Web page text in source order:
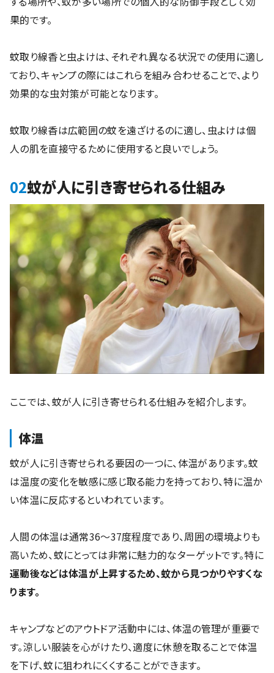
果的です。
蚊取り線香と虫よけは、それぞれ異なる状況での使用に適し
ており、キャンプの際にはこれらを組み合わせることで、より
効果的な虫対策が可能となります。
蚊取り線香は広範囲の蚊を遠ざけるのに適し、虫よけは個
人の肌を直接守るために使用すると良いでしょう。
02蚊が人に引き寄せられる仕組み
ここでは、蚊が人に引き寄せられる仕組みを紹介します。
体温
蚊が人に引き寄せられる要因の一つに、体温があります。蚊
は温度の変化を敏感に感じ取る能力を持っており、特に温か
い体温に反応するといわれています。
人間の体温は通常36〜37度程度であり、周囲の環境よりも
高いため、蚊にとっては非常に魅力的なターゲットです。特に
運動後などは体温が上昇するため、蚊から見つかりやすくな
ります。
キャンプなどのアウトドア活動中には、体温の管理が重要で
す。涼しい服装を心がけたり、適度に休憩を取ることで体温
を下げ、蚊に狙われにくくすることができます。